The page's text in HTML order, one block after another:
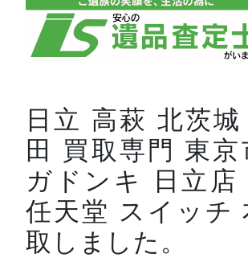
日立 高萩 北茨城
田 買取専門 東京
ガドンキ 日立店
任天堂 スイッチ
取しました。